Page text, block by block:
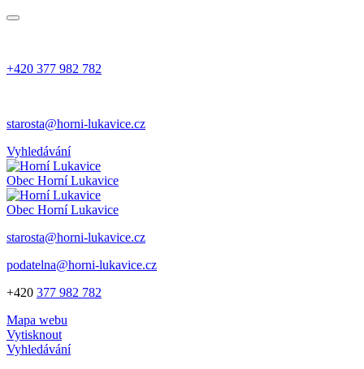
+420 377 982 782
starosta@horni-lukavice.cz
Vyhledávání
Obec Horní Lukavice
Obec Horní Lukavice
starosta@horni-lukavice.cz
podatelna@horni-lukavice.cz
+420 377 982 782
Mapa webu
Vytisknout
Vyhledávání